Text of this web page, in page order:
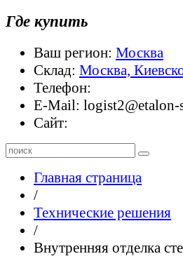
Где купить
Ваш регион: Москва
Склад: Москва,
Телефон:
E-Mail: logist2@etalon-
Сайт:
Главная страница
/
Технические решения
/
Внутренняя отделка